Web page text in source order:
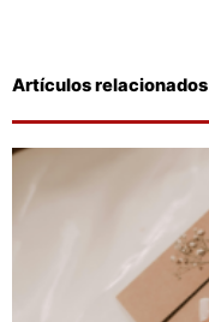
Artículos relacionados